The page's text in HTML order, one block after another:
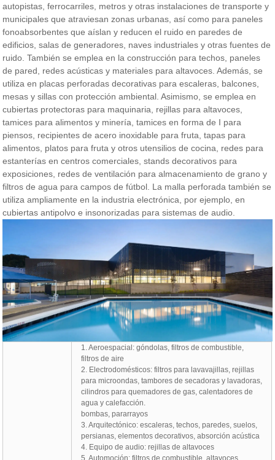
autopistas, ferrocarriles, metros y otras instalaciones de transporte y
municipales que atraviesan zonas urbanas, así como para paneles
fonoabsorbentes que aíslan y reducen el ruido en paredes de
edificios, salas de generadores, naves industriales y otras fuentes de
ruido. También se emplea en la construcción para techos, paneles
de pared, redes acústicas y materiales para altavoces. Además, se
utiliza en placas perforadas decorativas para escaleras, balcones,
mesas y sillas con protección ambiental. Asimismo, se emplea en
cubiertas protectoras para maquinaria, rejillas para altavoces,
tamices para alimentos y minería, tamices en forma de I para
piensos, recipientes de acero inoxidable para fruta, tapas para
alimentos, platos para fruta y otros utensilios de cocina, redes para
estanterías en centros comerciales, stands decorativos para
exposiciones, redes de ventilación para almacenamiento de grano y
filtros de agua para campos de fútbol. La malla perforada también se
utiliza ampliamente en la industria electrónica, por ejemplo, en
cubiertas antipolvo e insonorizadas para sistemas de audio.
1. Aeroespacial: góndolas, filtros de combustible,
filtros de aire
2. Electrodomésticos: filtros para lavavajillas, rejillas
para microondas, tambores de secadoras y lavadoras,
cilindros para quemadores de gas, calentadores de
agua y calefacción.
bombas, pararrayos
3. Arquitectónico: escaleras, techos, paredes, suelos,
persianas, elementos decorativos, absorción acústica
4. Equipo de audio: rejillas de altavoces
5. Automoción: filtros de combustible, altavoces,